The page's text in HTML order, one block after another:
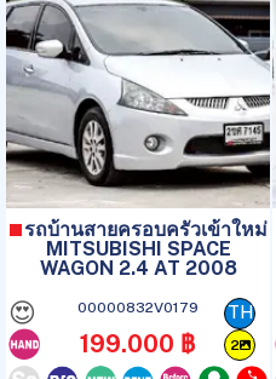
รถบ้านสายครอบครัวเข้าใหม่
MITSUBISHI SPACE
WAGON 2.4 AT 2008
😍 00000832V0179
199.000 ฿
TH
2